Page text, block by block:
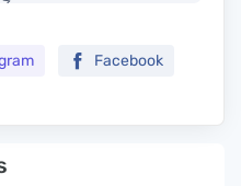
Facebook